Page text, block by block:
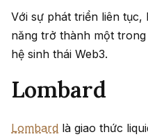
Với sự phát triển liên
năng trở thành một
hệ sinh thái Web3.
Lombard
Lombard là giao thức